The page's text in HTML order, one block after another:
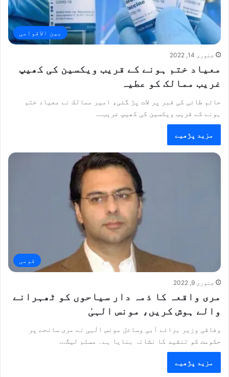
بین الاقوامی
جنوری 14, 2022
معیاد ختم ہونے کے قریب ویکسین کی کھیپ
غریب ممالک کو عطیہ
حاتم طائی کی قبر پر لات پڑ گئی، امیر ممالک نے معیاد ختم
ہونے کے قریب ویکسین کی کھیپ غریب…
مزید پڑھیے
قومی
جنوری 9, 2022
مری واقعہ کا ذمہ دار سیاحوں کو ٹھہرانے
والے ہوش کریں، مونس الہیٰ
وفاقی وزیر برائے آبی وسائل مونس الٰہی نے مری سانحے پر
حکومت کو تنقید کا نشانہ بنایا ہے۔ مسلم لیگ…
مزید پڑھیے